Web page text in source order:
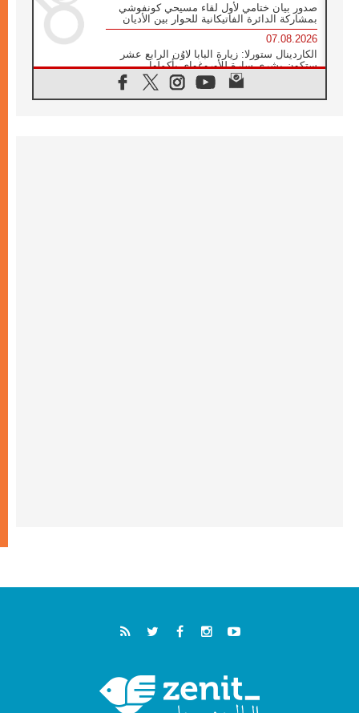
صدور بيان ختامي لأول لقاء مسيحي كونفوشي
بمشاركة الدائرة الفاتيكانية للحوار بين الأديان
07.08.2026
الكاردينال ستورلا: زيارة البابا لاوُن الرابع عشر
ستكون بشرى سارة للأوروغواي بأكملها
الفاتيكان يعلن برنامج الزيارة الرسولية للبابا لاوُن